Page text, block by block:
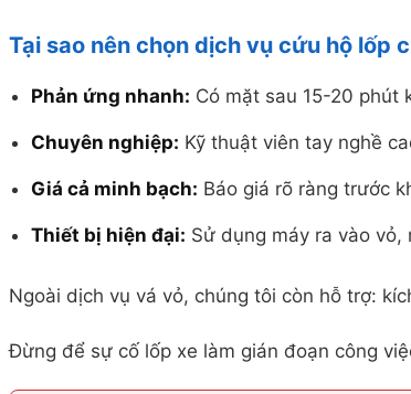
Tại sao nên chọn dịch vụ cứu hộ lốp
Phản ứng nhanh: Có mặt sau 15-20 phút
Chuyên nghiệp: Kỹ thuật viên tay nghề
Giá cả minh bạch: Báo giá rõ ràng trước
Thiết bị hiện đại: Sử dụng máy ra vào
Ngoài dịch vụ vá vỏ, chúng tôi còn hỗ trợ:
Đừng để sự cố lốp xe làm gián đoạn công